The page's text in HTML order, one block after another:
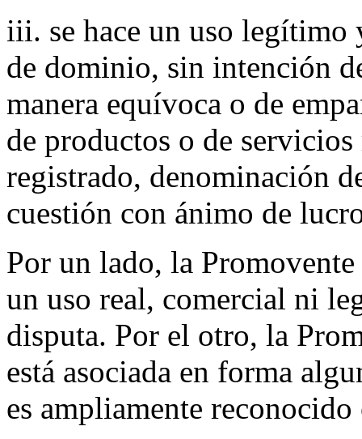
iii. se hace un uso
de dominio, sin intención
manera equívoca o de
de productos o de
registrado, denominación
cuestión con ánimo de
Por un lado, la
un uso real, comercial ni
disputa. Por el otro, la
está asociada en forma
es ampliamente